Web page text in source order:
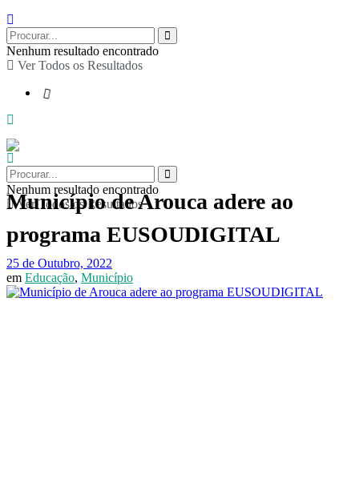
Nenhum resultado encontrado
Ver Todos os Resultados
Nenhum resultado encontrado
Ver Todos os Resultados
Município de Arouca adere ao
programa EUSOUDIGITAL
25 de Outubro, 2022
em Educação, Município